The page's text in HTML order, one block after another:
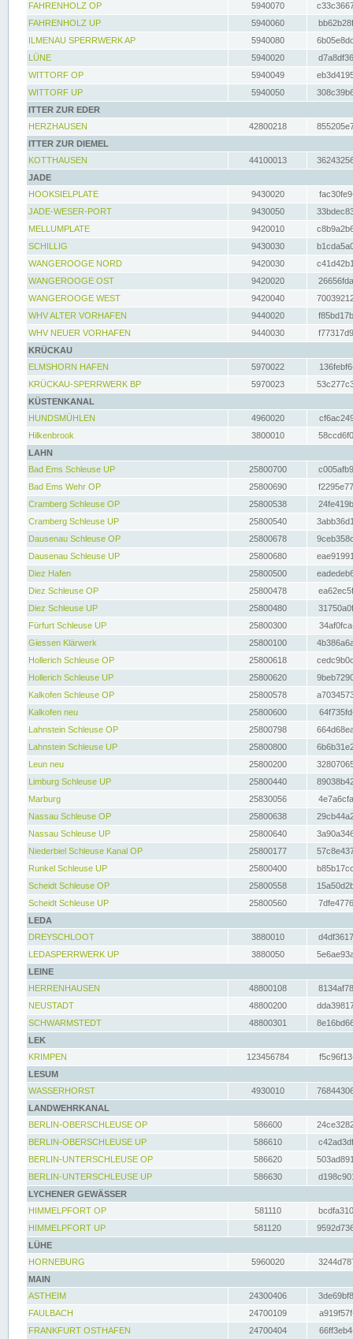
FAHRENHOLZ OP
5940070
FAHRENHOLZ UP
5940060
ILMENAU SPERRWERK AP
5940080
LÜNE
5940020
WITTORF OP
5940049
WITTORF UP
5940050
ITTER ZUR EDER
HERZHAUSEN
42800218
ITTER ZUR DIEMEL
KOTTHAUSEN
44100013
JADE
HOOKSIELPLATE
9430020
JADE-WESER-PORT
9430050
MELLUMPLATE
9420010
SCHILLIG
9430030
WANGEROOGE NORD
9420030
WANGEROOGE OST
9420020
WANGEROOGE WEST
9420040
WHV ALTER VORHAFEN
9440020
WHV NEUER VORHAFEN
9440030
KRÜCKAU
ELMSHORN HAFEN
5970022
KRÜCKAU-SPERRWERK BP
5970023
KÜSTENKANAL
HUNDSMÜHLEN
4960020
Hilkenbrook
3800010
LAHN
Bad Ems Schleuse UP
25800700
Bad Ems Wehr OP
25800690
Cramberg Schleuse OP
25800538
Cramberg Schleuse UP
25800540
Dausenau Schleuse OP
25800678
Dausenau Schleuse UP
25800680
Diez Hafen
25800500
Diez Schleuse OP
25800478
Diez Schleuse UP
25800480
Fürfurt Schleuse UP
25800300
Giessen Klärwerk
25800100
Hollerich Schleuse OP
25800618
Hollerich Schleuse UP
25800620
Kalkofen Schleuse OP
25800578
Kalkofen neu
25800600
Lahnstein Schleuse OP
25800798
Lahnstein Schleuse UP
25800800
Leun neu
25800200
Limburg Schleuse UP
25800440
Marburg
25830056
Nassau Schleuse OP
25800638
Nassau Schleuse UP
25800640
Niederbiel Schleuse Kanal OP
25800177
Runkel Schleuse UP
25800400
Scheidt Schleuse OP
25800558
Scheidt Schleuse UP
25800560
LEDA
DREYSCHLOOT
3880010
LEDASPERRWERK UP
3880050
LEINE
HERRENHAUSEN
48800108
NEUSTADT
48800200
SCHWARMSTEDT
48800301
LEK
KRIMPEN
123456784
LESUM
WASSERHORST
4930010
LANDWEHRKANAL
BERLIN-OBERSCHLEUSE OP
586600
BERLIN-OBERSCHLEUSE UP
586610
BERLIN-UNTERSCHLEUSE OP
586620
BERLIN-UNTERSCHLEUSE UP
586630
LYCHENER GEWÄSSER
HIMMELPFORT OP
581110
HIMMELPFORT UP
581120
LÜHE
HORNEBURG
5960020
MAIN
ASTHEIM
24300406
FAULBACH
24700109
FRANKFURT OSTHAFEN
24700404